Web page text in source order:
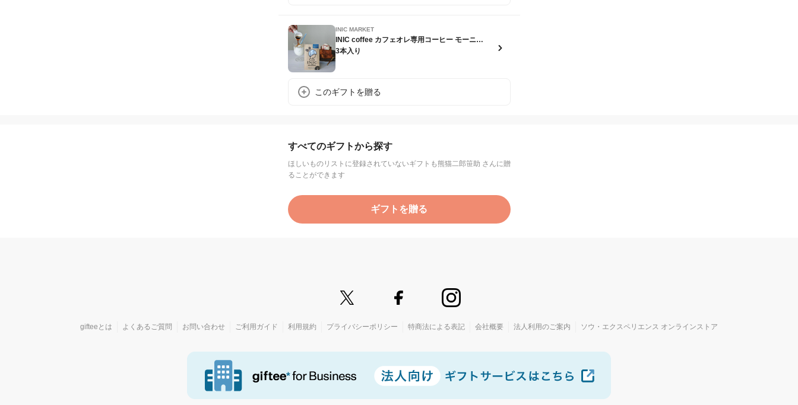
INIC MARKET
INIC coffee カフェオレ専用コーヒー モーニングアロマ【ポスト投函】
3本入り
このギフトを贈る
すべてのギフトから探す
ほしいものリストに登録されていないギフトも熊猫二郎笹助 さんに贈
ることができます
ギフトを贈る
gifteeとは よくあるご質問 お問い合わせ ご利用ガイド 利用規約 プライバシーポリシー 特商法による表記 会社概要 法人利用のご案内 ソウ・エクスペリエンス オンラインストア